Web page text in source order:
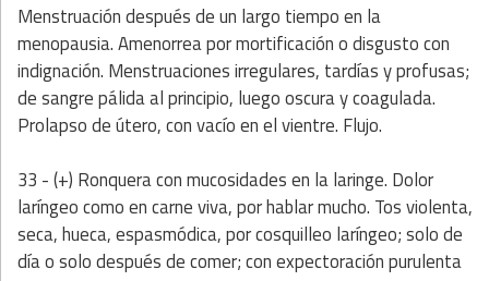
Menstruación después de un largo tiempo en la
menopausia. Amenorrea por mortificación o disgusto con
indignación. Menstruaciones irregulares, tardías y profusas;
de sangre pálida al principio, luego oscura y coagulada.
Prolapso de útero, con vacío en el vientre. Flujo.
33 - (+) Ronquera con mucosidades en la laringe. Dolor
laríngeo como en carne viva, por hablar mucho. Tos violenta,
seca, hueca, espasmódica, por cosquilleo laríngeo; solo de
día o solo después de comer; con expectoración purulenta